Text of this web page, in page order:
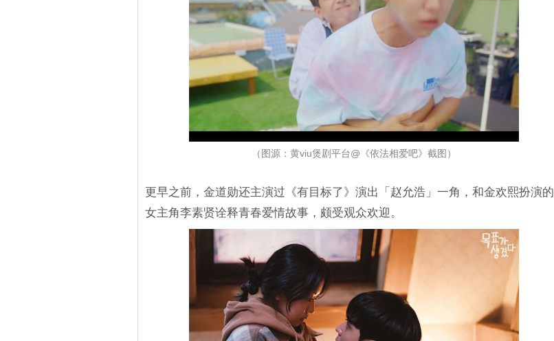
（图源：黄viu煲剧平台@《依法相爱吧》截图）
更早之前，金道勋还主演过《有目标了》演出「赵允浩」一角，和金欢熙扮演的
女主角李素贤诠释青春爱情故事，颇受观众欢迎。